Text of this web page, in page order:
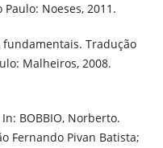
Noeses, 2011.
fundamentais. Tradução
Malheiros, 2008.
BOBBIO, Norberto.
Fernando Pivan Batista;